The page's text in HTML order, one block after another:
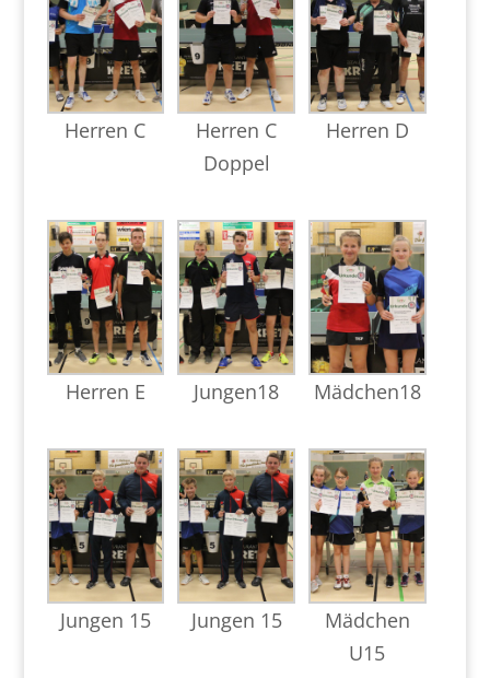
Herren C
Herren C
Doppel
Herren D
Herren E Jungen18 Mädchen18
Jungen 15 Jungen 15
Mädchen
U15